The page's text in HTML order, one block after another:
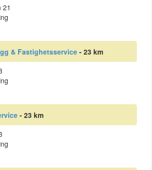
21
& Fastighetsservice - 23 km
- 23 km